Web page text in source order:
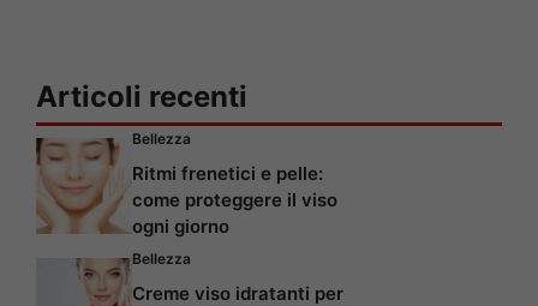
Articoli recenti
Bellezza
Ritmi frenetici e pelle:
come proteggere il viso
ogni giorno
Bellezza
Creme viso idratanti per